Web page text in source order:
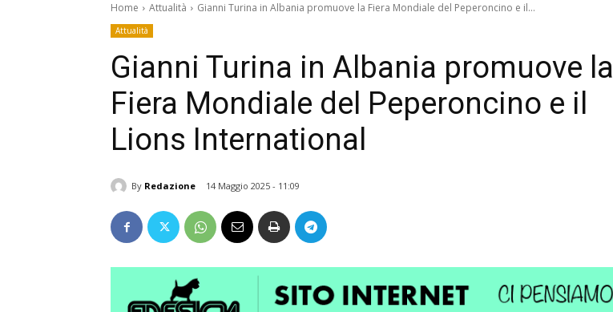
Home Attualità Gianni Turina in Albania promuove la Fiera Mondiale del Peperoncino e il...
Attualità
Gianni Turina in Albania promuove la
Fiera Mondiale del Peperoncino e il
Lions International
By Redazione 14 Maggio 2025 - 11:09